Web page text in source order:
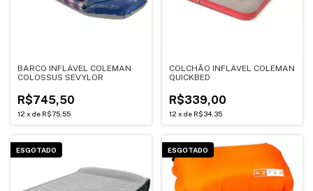
BARCO INFLÁVEL COLEMAN
COLOSSUS SEVYLOR
R$745,50
12 x de R$75,55
COLCHÃO INFLÁVEL COLEMAN
QUICKBED
R$339,00
12 x de R$34,35
ESGOTADO ESGOTADO